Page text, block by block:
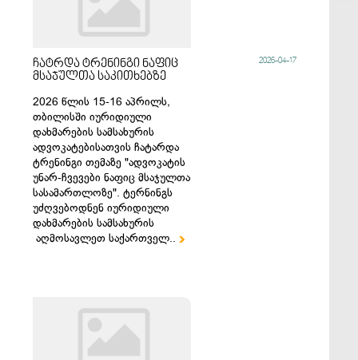
ჩატრდა ტრენინგი ნაფიც
მსაჯულთა საკითხებზე
2026 წლის 15-16 აპრილს,
თბილისში იურიდიული
დახმარების სამსახურის
ადვოკატებისათვის ჩატარდა
ტრენინგი თემაზე "ადვოკატის
უნარ-ჩვევები ნაფიც მსაჯულთა
სასამართლოზე". ტერნინგს
უძღვებოდნენ იურიდიული
დახმარების სამსახურის
აღმოსავლეთ საქართველ..
2026-04-17